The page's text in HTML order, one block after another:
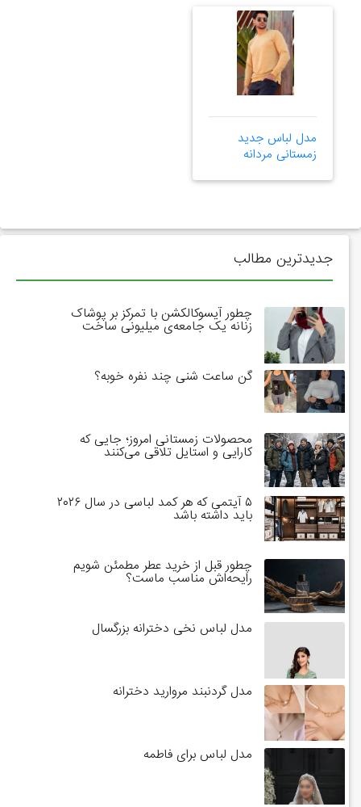
مدل لباس جدید
زمستانی مردانه
جدیدترین مطالب
چطور آیسوکالکشن با تمرکز بر پوشاک
زنانه یک جامعه‌ی میلیونی ساخت
گن ساعت شنی چند نفره خوبه؟
محصولات زمستانی امروز؛ جایی که
کارایی و استایل تلاقی می‌کنند
۵ آیتمی که هر کمد لباسی در سال ۲۰۲۶
باید داشته باشد
چطور قبل از خرید عطر مطمئن شویم
رایحه‌اش مناسب ماست؟
مدل لباس نخی دخترانه بزرگسال
مدل گردنبند مروارید دخترانه
مدل لباس برای فاطمه